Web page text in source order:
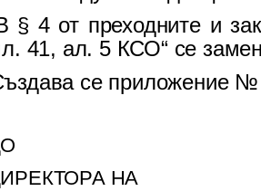
§ 4 от преходните и
41, ал. 5 КСО“ се
се приложение
НА